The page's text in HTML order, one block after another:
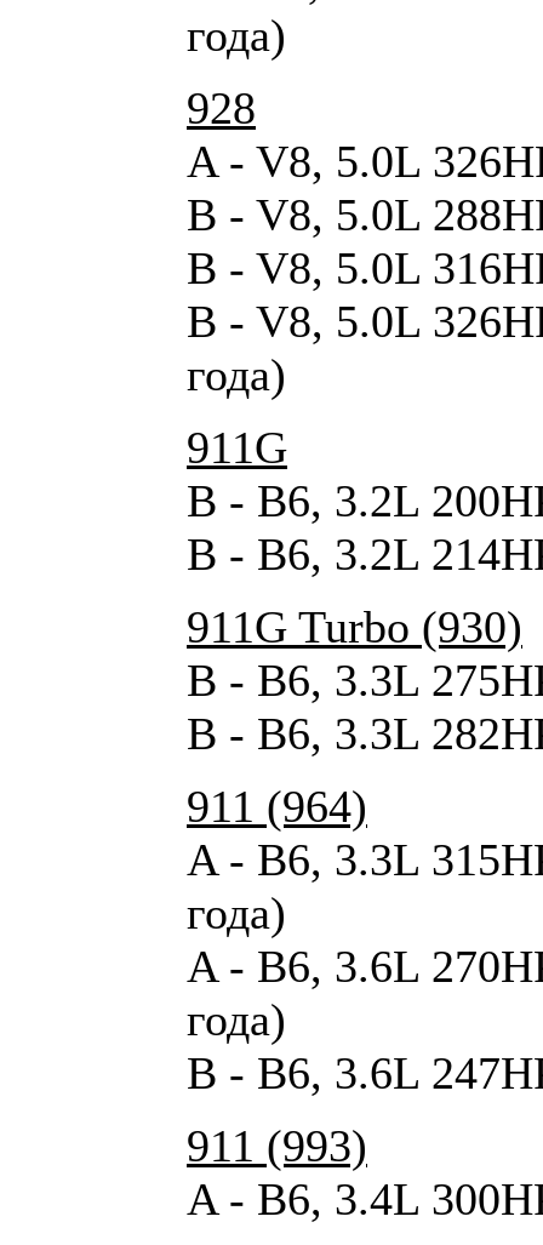
года)
928
A - V8, 5.0L
B - V8, 5.0L
B - V8, 5.0L
B - V8, 5.0L
года)
911G
B - B6, 3.2L
B - B6, 3.2L
911G Turbo (930)
B - B6, 3.3L
B - B6, 3.3L
911 (964)
A - B6, 3.3L
года)
A - B6, 3.6L
года)
B - B6, 3.6L
911 (993)
A - B6, 3.4L